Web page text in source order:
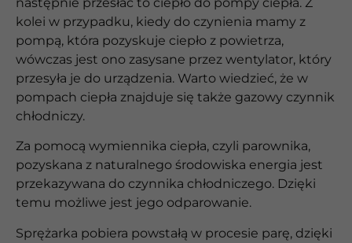
kolei w przypadku, kiedy do czynienia mamy z
pompą, która pozyskuje ciepło z powietrza,
wówczas jest ono zasysane przez wentylator, który
przesyła je do urządzenia. Warto wiedzieć, że w
pompach ciepła znajduje się także gazowy czynnik
chłodniczy.
Za pomocą wymiennika ciepła, czyli parownika,
pozyskana z naturalnego środowiska energia jest
przekazywana do czynnika chłodniczego. Dzięki
temu możliwe jest jego odparowanie.
Sprężarka pobiera powstałą w procesie parę, dzięki